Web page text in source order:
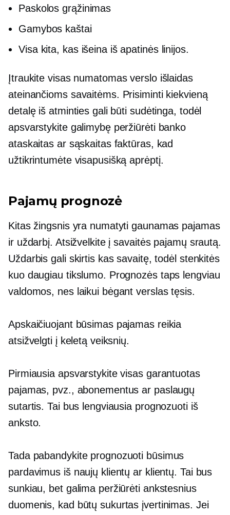
Paskolos grąžinimas
Gamybos kaštai
Visa kita, kas išeina iš apatinės linijos.
Įtraukite visas numatomas verslo išlaidas
ateinančioms savaitėms. Prisiminti kiekvieną
detalę iš atminties gali būti sudėtinga, todėl
apsvarstykite galimybę peržiūrėti banko
ataskaitas ar sąskaitas faktūras, kad
užtikrintumėte visapusišką aprėptį.
Pajamų prognozė
Kitas žingsnis yra numatyti gaunamas pajamas
ir uždarbį. Atsižvelkite į savaitės pajamų srautą.
Uždarbis gali skirtis kas savaitę, todėl stenkitės
kuo daugiau tikslumo. Prognozės taps lengviau
valdomos, nes laikui bėgant verslas tęsis.
Apskaičiuojant būsimas pajamas reikia
atsižvelgti į keletą veiksnių.
Pirmiausia apsvarstykite visas garantuotas
pajamas, pvz., abonementus ar paslaugų
sutartis. Tai bus lengviausia prognozuoti iš
anksto.
Tada pabandykite prognozuoti būsimus
pardavimus iš naujų klientų ar klientų. Tai bus
sunkiau, bet galima peržiūrėti ankstesnius
duomenis, kad būtų sukurtas įvertinimas. Jei